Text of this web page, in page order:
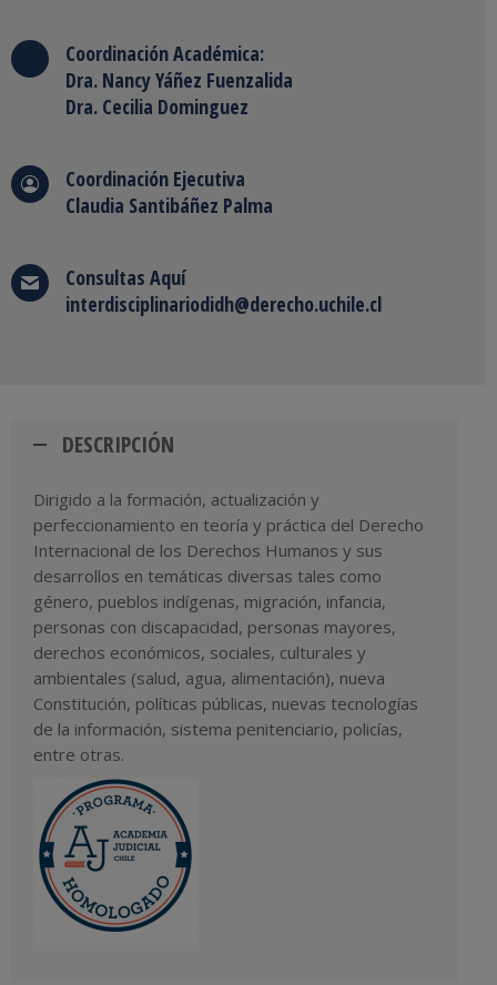
Coordinación Académica:
Dra. Nancy Yáñez Fuenzalida
Dra. Cecilia Dominguez
Coordinación Ejecutiva
Claudia Santibáñez Palma
Consultas Aquí
interdisciplinariodidh@derecho.uchile.cl
DESCRIPCIÓN
Dirigido a la formación, actualización y
perfeccionamiento en teoría y práctica del Derecho
Internacional de los Derechos Humanos y sus
desarrollos en temáticas diversas tales como
género, pueblos indígenas, migración, infancia,
personas con discapacidad, personas mayores,
derechos económicos, sociales, culturales y
ambientales (salud, agua, alimentación), nueva
Constitución, políticas públicas, nuevas tecnologías
de la información, sistema penitenciario, policías,
entre otras.